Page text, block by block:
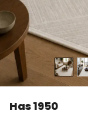
Has 1950